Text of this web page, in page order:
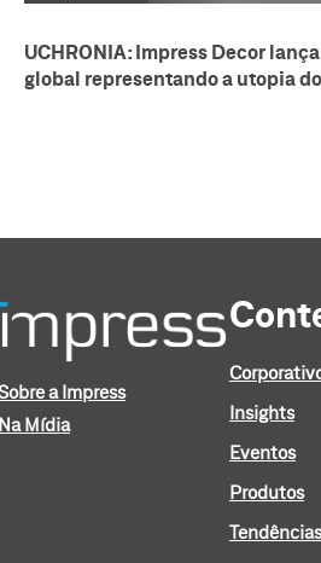
UCHRONIA: Impress Decor
global representando a utopia
a Impress
Mídia
Insights
Eventos
Produtos
Tendências